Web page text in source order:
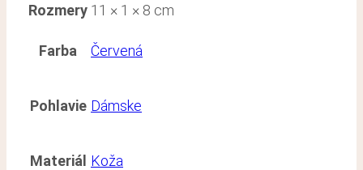
Rozmery 11 × 1 × 8 cm
Farba Červená
Pohlavie Dámske
Materiál Koža